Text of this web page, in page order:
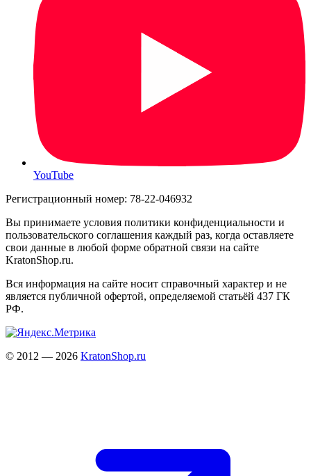
YouTube
Регистрационный номер: 78-22-046932
Вы принимаете условия политики конфиденциальности и
пользовательского соглашения каждый раз, когда оставляете
свои данные в любой форме обратной связи на сайте
KratonShop.ru.
Вся информация на сайте носит справочный характер и не
является публичной офертой, определяемой статьёй 437 ГК
РФ.
© 2012 — 2026 KratonShop.ru